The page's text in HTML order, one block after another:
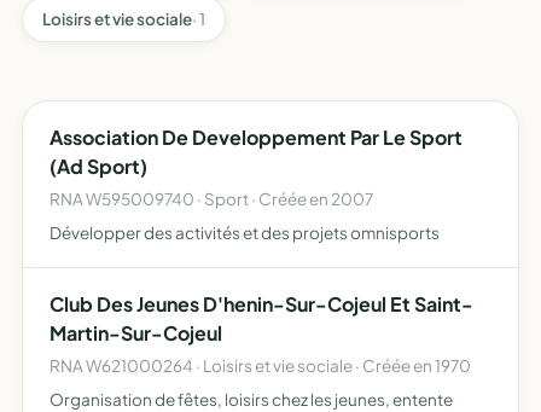
Loisirs et vie sociale· 1
Association De Developpement Par Le Sport
(Ad Sport)
RNA W595009740 · Sport · Créée en 2007
Développer des activités et des projets omnisports
Club Des Jeunes D'henin-Sur-Cojeul Et Saint-
Martin-Sur-Cojeul
RNA W621000264 · Loisirs et vie sociale · Créée en 1970
Organisation de fêtes, loisirs chez les jeunes, entente